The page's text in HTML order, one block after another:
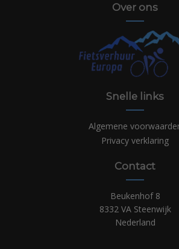
Over ons
Snelle links
Algemene
Privacy verklaring
Contact
Beukenhof 8
8332 VA Steenwijk
Nederland